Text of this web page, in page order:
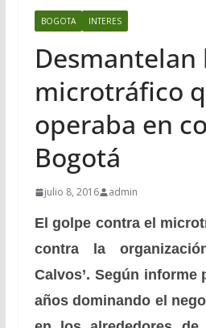
BOGOTA INTERES
Desmantelan
microtráfico
operaba en
Bogotá
julio 8, 2016 admin
El golpe contra el
contra la
Calvos’. Según informe
años dominando el